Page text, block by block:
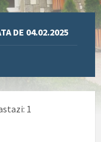
DE 04.02.2025
1